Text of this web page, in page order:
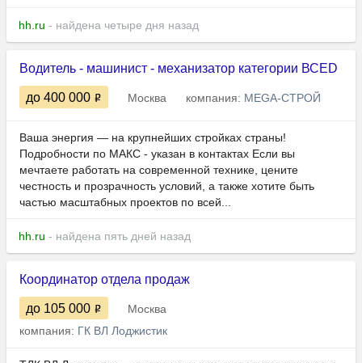
hh.ru - найдена четыре дня назад
Водитель - машинист - механизатор категории ВСЕD
до 400 000 Москва компания: MEGA-СТРОЙ
Ваша энергия — на крупнейших стройках страны!
Подробности по МАКС - указан в контактах Если вы
мечтаете работать на современной технике, цените
честность и прозрачность условий, а также хотите быть
частью масштабных проектов по всей...
hh.ru - найдена пять дней назад
Координатор отдела продаж
до 105 000
Москва
компания: ГК ВЛ Лоджистик